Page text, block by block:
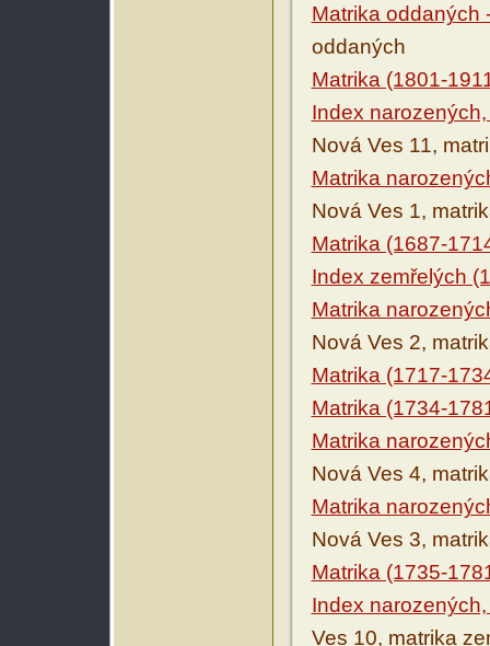
Matrika oddaných
oddaných
Matrika (1801-
Index
Nová Ves 11,
Matrika
Nová Ves 1,
Matrika (1687-
Index zemřelých
Matrika
Nová Ves 2,
Matrika (1717-
Matrika (1734-
Matrika
Nová Ves 4,
Matrika
Nová Ves 3,
Matrika (1735-
Index
Ves 10, matrika